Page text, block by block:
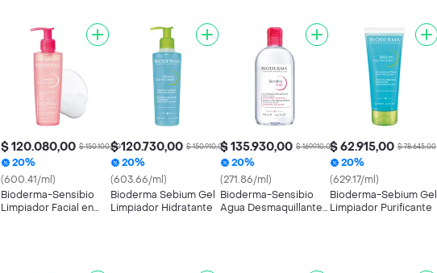
$ 120.080,00 $ 150.100,00
20%
(600.41/ml)
Bioderma-Sensibio
Limpiador Facial en
$ 120.730,00 $ 150.910,00
20%
(603.66/ml)
Bioderma Sebium Gel
Limpiador Hidratante
$ 135.930,00 $ 169.910,00
20%
(271.86/ml)
Bioderma-Sensibio
Agua Desmaquillante
$ 62.915,00 $ 78.645,00
20%
(629.17/ml)
Bioderma-Sebium Gel
Limpiador Purificante